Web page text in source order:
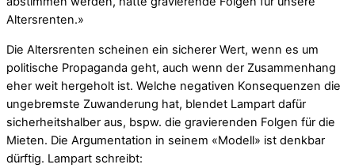
Altersrenten.»
Die Altersrenten scheinen ein sicherer Wert, wenn es um
politische Propaganda geht, auch wenn der Zusammenhang
eher weit hergeholt ist. Welche negativen Konsequenzen die
ungebremste Zuwanderung hat, blendet Lampart dafür
sicherheitshalber aus, bspw. die gravierenden Folgen für die
Mieten. Die Argumentation in seinem «Modell» ist denkbar
dürftig. Lampart schreibt: